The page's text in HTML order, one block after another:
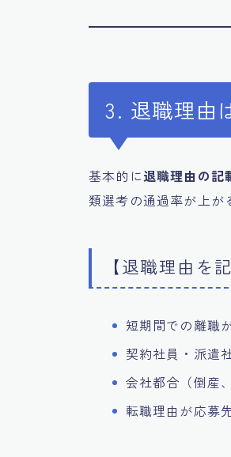
3. 退職理由
基本的に退職理由の記
類選考の通過率が上が
【退職理由を
短期間での離職
契約社員・派遣
会社都合（倒産
転職理由が応募